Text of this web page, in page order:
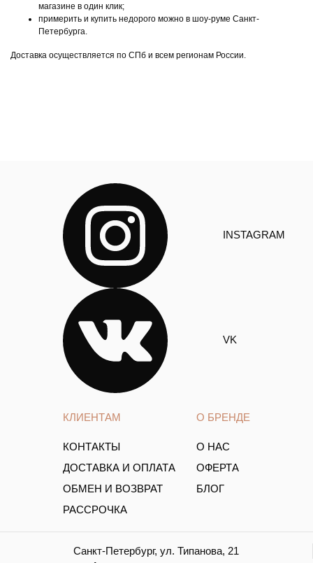
магазине в один клик;
примерить и купить недорого можно в шоу-руме Санкт-
Петербурга.
Доставка осуществляется по СПб и всем регионам России.
КЛИЕНТАМ
КОНТАКТЫ
ДОСТАВКА И ОПЛАТА
ОБМЕН И ВОЗВРАТ
РАССРОЧКА
О БРЕНДЕ
О НАС
ОФЕРТА
БЛОГ
INSTAGRAM
VK
Санкт-Петербург, ул. Типанова, 21